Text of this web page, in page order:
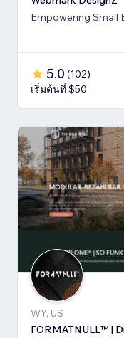
Empowering Small
5.0 (102)
เริ่มต้นที่ $50
WY, US
FORMATNULL™ |